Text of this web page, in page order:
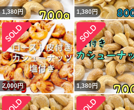
1,380円 1,380円
2,000円 1,380円